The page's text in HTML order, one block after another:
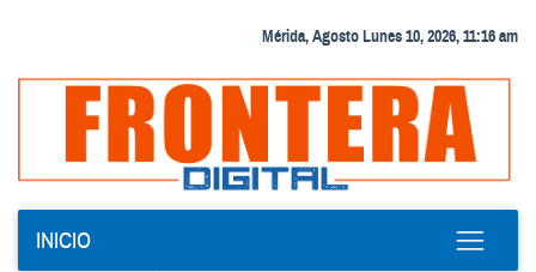
Mérida, Agosto Lunes 10, 2026, 11:16 am
INICIO